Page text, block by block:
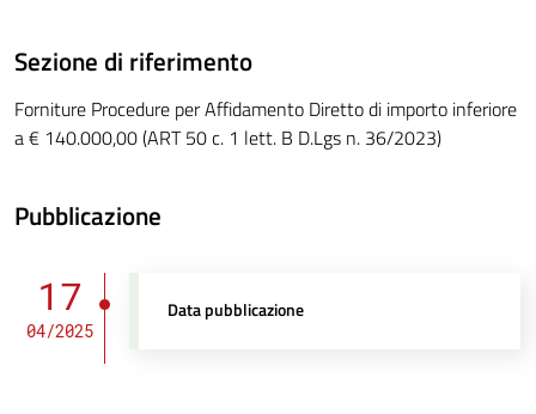
Sezione di riferimento
Forniture Procedure per Affidamento Diretto di importo inferiore
a € 140.000,00 (ART 50 c. 1 lett. B D.Lgs n. 36/2023)
Pubblicazione
17
04/2025
Data pubblicazione